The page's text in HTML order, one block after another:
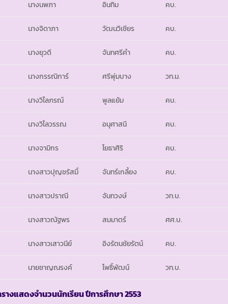
นางนพภา อินทิม คบ.
นางจิดาภา วัฒนวิเชียร คบ.
นางยุวดี จันทศรีคำ คบ.
นางกรรณิการ์ ศรีพุ่มบาง วท.ม.
นางวิไลภรณ์ พูลแย้ม คบ.
นางวิไลวรรณ อนุศาสนี คบ.
นางจามิกร โยธาศิริ คบ.
นางสาวปุญชรัสมิ์ จันทร์เกลี้ยง คบ.
นางสาวปราณี จันทวงษ์ วท.บ.
นางสาวณัฐพร สมมาตร์ ศศ.บ.
นางสาวเสาวนีย์ อิงรัตนชัยรัตน์ คบ.
นายชาญณรงค์ โพธิ์พัฒน์ วท.บ.
างแสดงจำนวนนักเรียน ปีการศึกษา2553